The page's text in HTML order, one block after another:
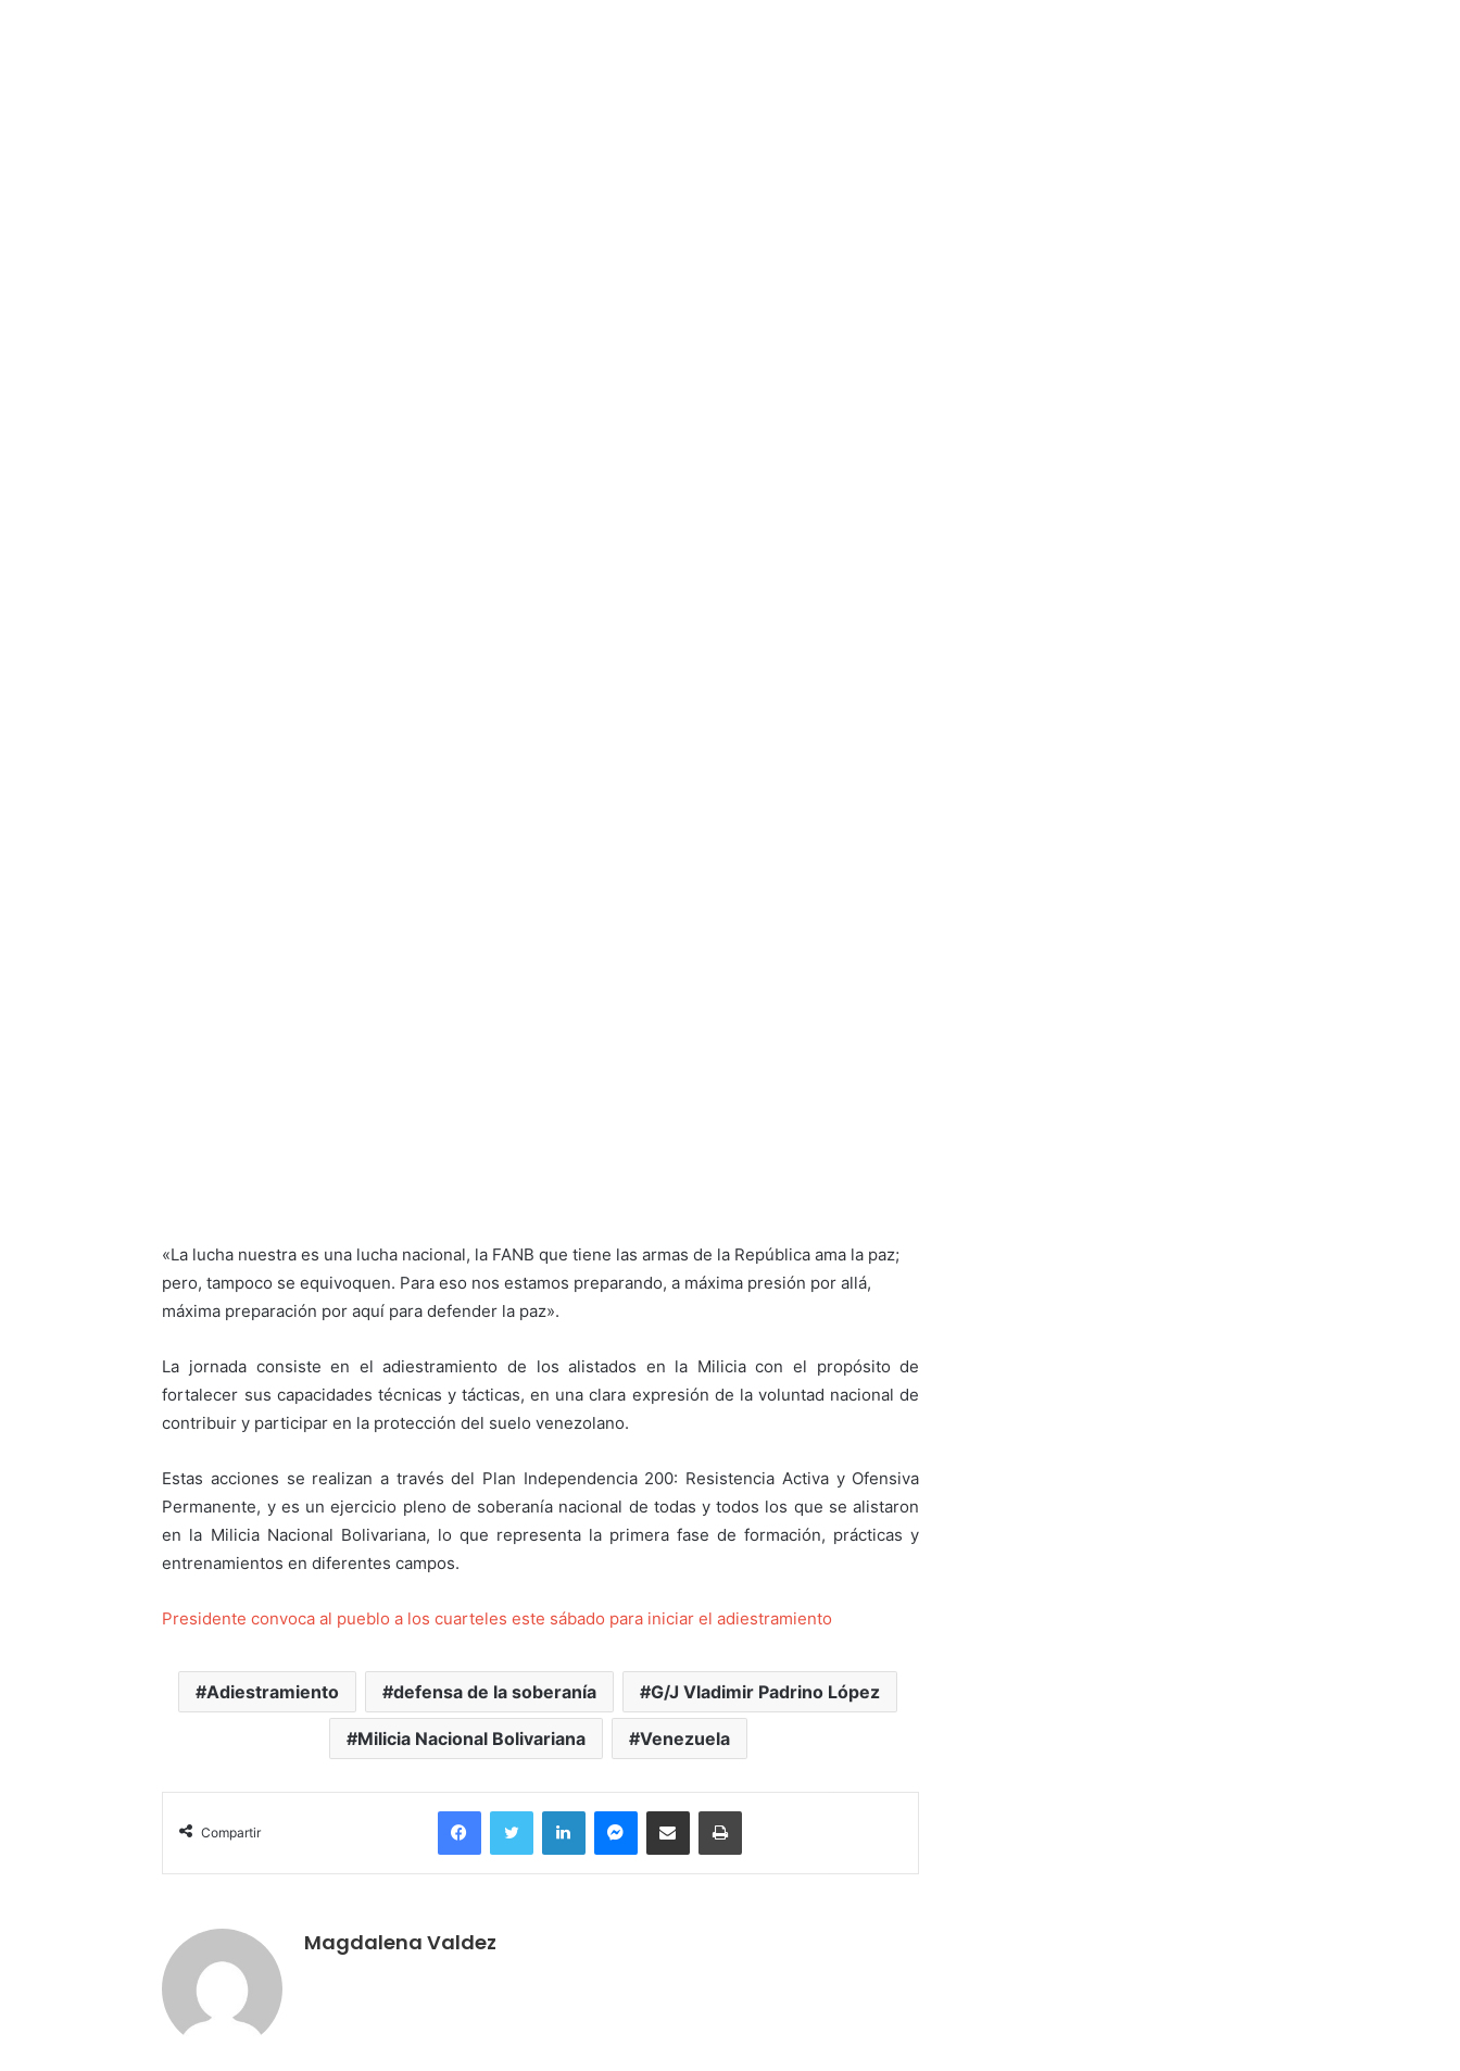
«La lucha nuestra es una lucha nacional, la FANB que tiene las armas de la República ama la paz;
pero, tampoco se equivoquen. Para eso nos estamos preparando, a máxima presión por allá,
máxima preparación por aquí para defender la paz».
La jornada consiste en el adiestramiento de los alistados en la Milicia con el propósito de
fortalecer sus capacidades técnicas y tácticas, en una clara expresión de la voluntad nacional de
contribuir y participar en la protección del suelo venezolano.
Estas acciones se realizan a través del Plan Independencia 200: Resistencia Activa y Ofensiva
Permanente, y es un ejercicio pleno de soberanía nacional de todas y todos los que se alistaron
en la Milicia Nacional Bolivariana, lo que representa la primera fase de formación, prácticas y
entrenamientos en diferentes campos.
Presidente convoca al pueblo a los cuarteles este sábado para iniciar el adiestramiento
Adiestramiento defensa de la soberanía G/J Vladimir Padrino López
Milicia Nacional Bolivariana Venezuela
Compartir
FacebookTwitter LinkedInMessengerCompartir por correo electrónicoImprimir
Magdalena Valdez